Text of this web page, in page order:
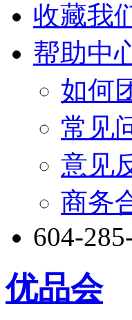
收藏我
帮助中
如何
常见
意见
商务
604-
优品会